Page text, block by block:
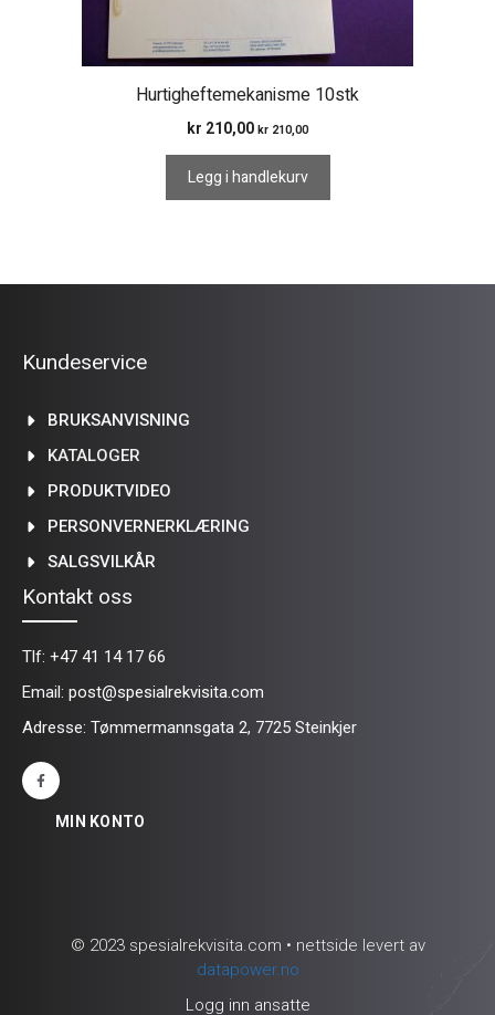
Hurtigheftemekanisme 10stk
kr 210,00 kr 210,00
Legg i handlekurv
Kundeservice
BRUKSANVISNING
KATALOGER
PRODUKTVIDEO
PERSONVERNERKLÆRING
SALGSVILKÅR
Kontakt oss
Tlf: +47 41 14 17 66
Email: post@spesialrekvisita.com
Adresse: Tømmermannsgata 2, 7725 Steinkjer
MIN KONTO
© 2023 spesialrekvisita.com • nettside levert av
datapower.no
Logg inn ansatte